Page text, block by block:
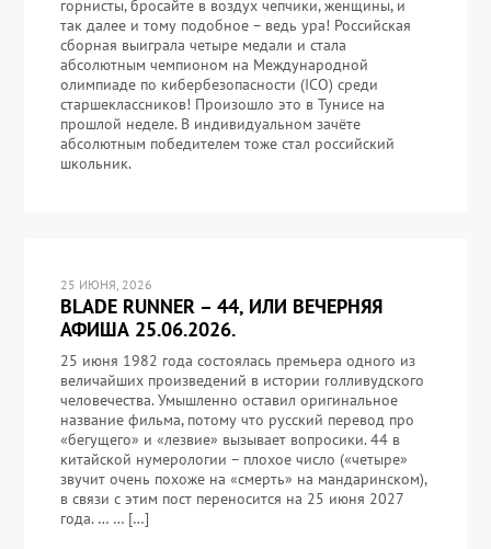
горнисты, бросайте в воздух чепчики, женщины, и
так далее и тому подобное – ведь ура! Российская
сборная выиграла четыре медали и стала
абсолютным чемпионом на Международной
олимпиаде по кибербезопасности (ICO) среди
старшеклассников! Произошло это в Тунисе на
прошлой неделе. В индивидуальном зачёте
абсолютным победителем тоже стал российский
школьник.
25 ИЮНЯ, 2026
BLADE RUNNER – 44, ИЛИ ВЕЧЕРНЯЯ
АФИША 25.06.2026.
25 июня 1982 года состоялась премьера одного из
величайших произведений в истории голливудского
человечества. Умышленно оставил оригинальное
название фильма, потому что русский перевод про
«бегущего» и «лезвие» вызывает вопросики. 44 в
китайской нумерологии – плохое число («четыре»
звучит очень похоже на «смерть» на мандаринском),
в связи с этим пост переносится на 25 июня 2027
года. … … […]